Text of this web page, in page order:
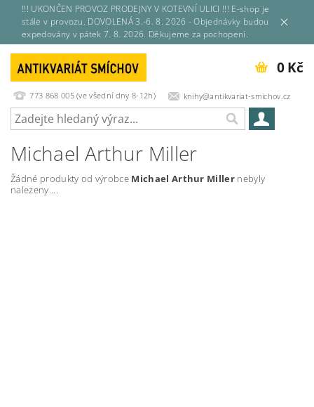
!!! UKONČEN PROVOZ PRODEJNY V KOTEVNÍ ULICI !!! E-shop je
stále v provozu. DOVOLENÁ 3.-6. 8. 2026 - Objednávky budou
expedovány v pátek 7. 8. 2026. Děkujeme za pochopení.
773 868 005 (ve všední dny 8-12h) knihy@antikvariat-smichov.cz
0 Kč
Michael Arthur Miller
Žádné produkty od výrobce Michael Arthur Miller nebyly
nalezeny....